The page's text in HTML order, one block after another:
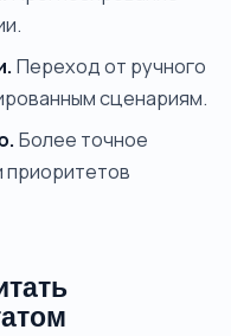
Переход от ручного
сценариям.
Более точное
приоритетов